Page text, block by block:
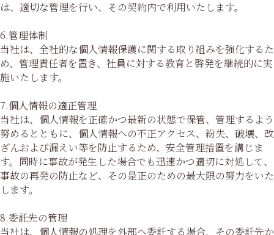
は、適切な管理を行い、その契約内で利用いたします。
6.管理体制
当社は、全社的な個人情報保護に関する取り組みを強化するた
め、管理責任者を置き、社員に対する教育と啓発を継続的に実
施いたします。
7.個人情報の適正管理
当社は、個人情報を正確かつ最新の状態で保管、管理するよう
努めるとともに、個人情報への不正アクセス、紛失、破壊、改
ざんおよび漏えい等を防止するため、安全管理措置を講じま
す。同時に事故が発生した場合でも迅速かつ適切に対処して、
事故の再発の防止など、その是正のための最大限の努力をいた
します。
8.委託先の管理
当社は、個人情報の処理を外部へ委託する場合、その委託先か